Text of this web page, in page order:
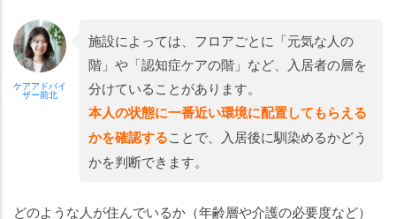
ケアアドバイ
ザー前北
施設によっては、フロアごとに「元気な人の
階」や「認知症ケアの階」など、入居者の層を
分けていることがあります。
本人の状態に一番近い環境に配置してもらえる
かを確認することで、入居後に馴染めるかどう
かを判断できます。
どのような人が住んでいるか（年齢層や介護の必要度など）